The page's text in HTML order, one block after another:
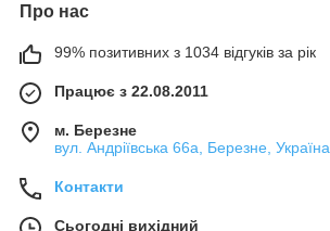
Про нас
99% позитивних з 1034 відгуків за рік
Працює з 22.08.2011
м. Березне
вул. Андріївська 66а, Березне, Україна
Контакти
Сьогодні вихідний